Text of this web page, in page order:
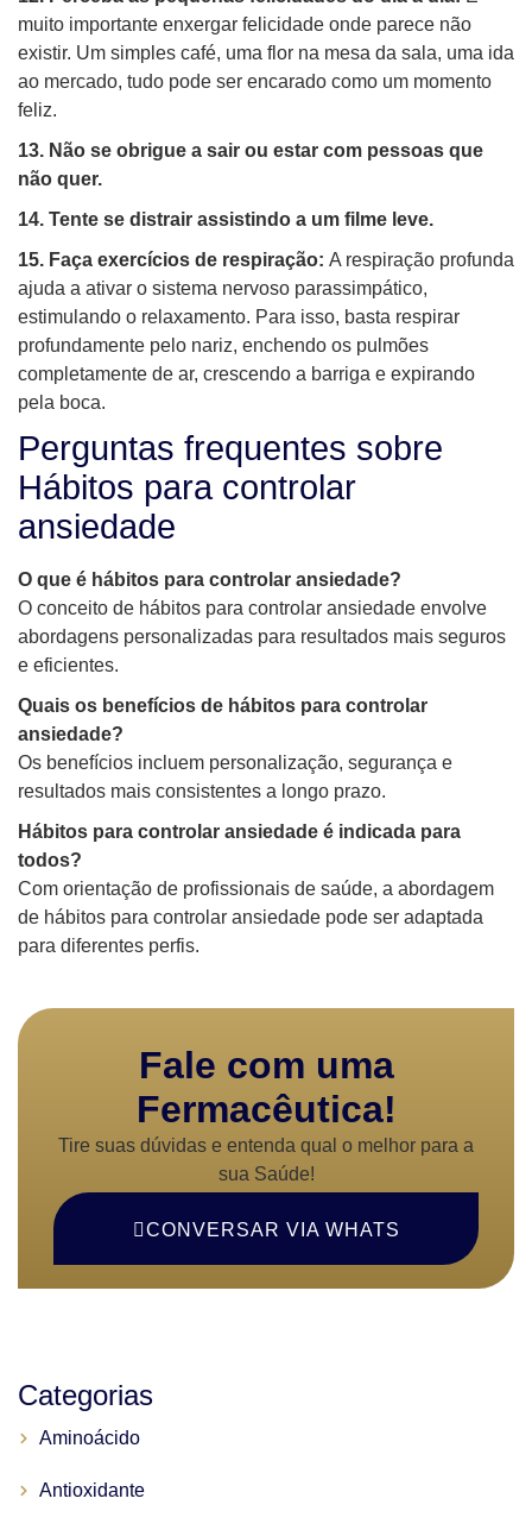
muito importante enxergar felicidade onde parece não
existir. Um simples café, uma flor na mesa da sala, uma ida
ao mercado, tudo pode ser encarado como um momento
feliz.
13. Não se obrigue a sair ou estar com pessoas que
não quer.
14. Tente se distrair assistindo a um filme leve.
15. Faça exercícios de respiração: A respiração profunda
ajuda a ativar o sistema nervoso parassimpático,
estimulando o relaxamento. Para isso, basta respirar
profundamente pelo nariz, enchendo os pulmões
completamente de ar, crescendo a barriga e expirando
pela boca.
Perguntas frequentes sobre
Hábitos para controlar
ansiedade
O que é hábitos para controlar ansiedade?
O conceito de hábitos para controlar ansiedade envolve
abordagens personalizadas para resultados mais seguros
e eficientes.
Quais os benefícios de hábitos para controlar
ansiedade?
Os benefícios incluem personalização, segurança e
resultados mais consistentes a longo prazo.
Hábitos para controlar ansiedade é indicada para
todos?
Com orientação de profissionais de saúde, a abordagem
de hábitos para controlar ansiedade pode ser adaptada
para diferentes perfis.
Fale com uma
Fermacêutica!
Tire suas dúvidas e entenda qual o melhor para a
sua Saúde!
CONVERSAR VIA WHATS
Categorias
Aminoácido
Antioxidante